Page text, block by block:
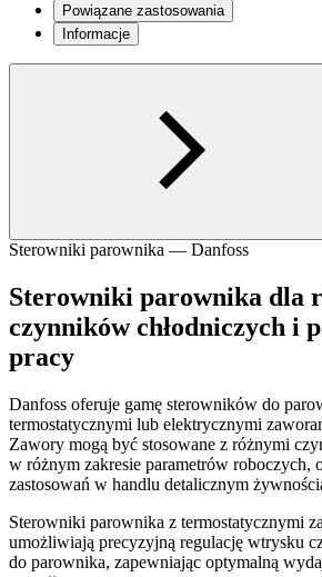
Powiązane zastosowania
Informacje
Sterowniki parownika — Danfoss
Sterowniki parownika dla
czynników chłodniczych i
pracy
Danfoss oferuje gamę sterowników do
termostatycznymi lub elektrycznymi
Zawory mogą być stosowane z różnymi
w różnym zakresie parametrów roboczych,
zastosowań w handlu detalicznym
Sterowniki parownika z termostatycznymi
umożliwiają precyzyjną regulację wtrysku
do parownika, zapewniając optymalną